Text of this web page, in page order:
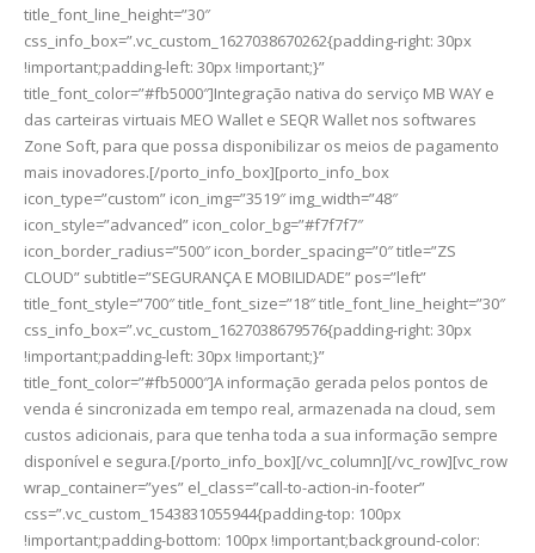
title_font_line_height=”30″
css_info_box=”.vc_custom_1627038670262{padding-right: 30px
!important;padding-left: 30px !important;}”
title_font_color=”#fb5000″]Integração nativa do serviço MB WAY e
das carteiras virtuais MEO Wallet e SEQR Wallet nos softwares
Zone Soft, para que possa disponibilizar os meios de pagamento
mais inovadores.[/porto_info_box][porto_info_box
icon_type=”custom” icon_img=”3519″ img_width=”48″
icon_style=”advanced” icon_color_bg=”#f7f7f7″
icon_border_radius=”500″ icon_border_spacing=”0″ title=”ZS
CLOUD” subtitle=”SEGURANÇA E MOBILIDADE” pos=”left”
title_font_style=”700″ title_font_size=”18″ title_font_line_height=”30″
css_info_box=”.vc_custom_1627038679576{padding-right: 30px
!important;padding-left: 30px !important;}”
title_font_color=”#fb5000″]A informação gerada pelos pontos de
venda é sincronizada em tempo real, armazenada na cloud, sem
custos adicionais, para que tenha toda a sua informação sempre
disponível e segura.[/porto_info_box][/vc_column][/vc_row][vc_row
wrap_container=”yes” el_class=”call-to-action-in-footer”
css=”.vc_custom_1543831055944{padding-top: 100px
!important;padding-bottom: 100px !important;background-color: